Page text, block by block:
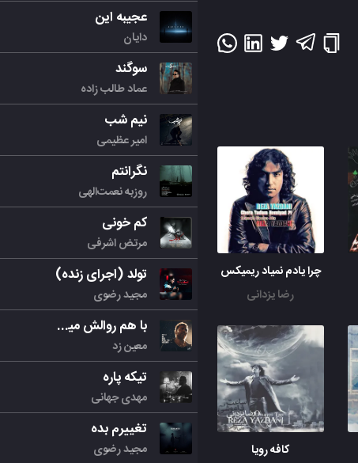
چرا یادم نمیاد ریمیکس
رضا یزدانی
کافه رویا
عجیبه این
دایان
سوگند
عماد طالب زاده
نیم شب
امیر عظیمی
نگرانتم
روزبه نعمت‌الهی
کم خونی
مرتض اشرفی
تولد (اجرای زنده)
مجید رضوی
با هم روالش میکنیم
معین زد
تیکه پاره
مهدی جهانی
تغییرم بده
مجید رضوی